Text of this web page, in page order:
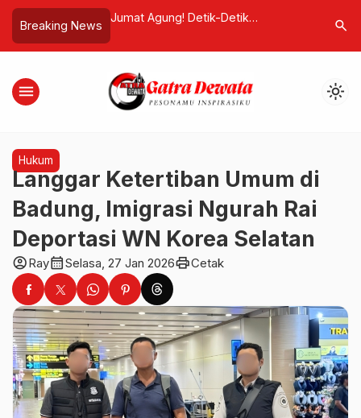
Breaking News
Detik
Kristus dan Makna
Abadi
Diduga Rusak Nama Baik! Media
Pers Wajibkan Buat Hak Jawab
SBA
Diri dan
search
menu light_mode
Hukum
Langgar Ketertiban Umum di
Badung, Imigrasi Ngurah Rai
Deportasi WN Korea Selatan
account_circleRaycalendar_monthSelasa, 27 Jan 2026printCetak